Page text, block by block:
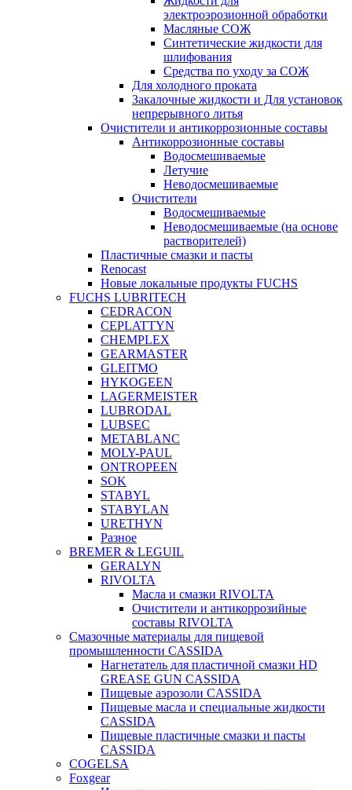
электроэрозионной обработки
Масляные СОЖ
Синтетические жидкости для
шлифования
Средства по уходу за СОЖ
Для холодного проката
Закалочные жидкости и Для установок
непрерывного литья
Очистители и антикоррозионные составы
Антикоррозионные составы
Водосмешиваемые
Летучие
Неводосмешиваемые
Очистители
Водосмешиваемые
Неводосмешиваемые (на основе
растворителей)
Пластичные смазки и пасты
Renocast
Новые локальные продукты FUCHS
FUCHS LUBRITECH
CEDRACON
CEPLATTYN
CHEMPLEX
GEARMASTER
GLEITMO
HYKOGEEN
LAGERMEISTER
LUBRODAL
LUBSEC
METABLANC
MOLY-PAUL
ONTROPEEN
SOK
STABYL
STABYLAN
URETHYN
Разное
BREMER & LEGUIL
GERALYN
RIVOLTA
Масла и смазки RIVOLTA
Очистители и антикоррозийные
составы RIVOLTA
Смазочные материалы для пищевой
промышленности CASSIDA
Нагнетатель для пластичной смазки HD
GREASE GUN CASSIDA
Пищевые аэрозоли CASSIDA
Пищевые масла и специальные жидкости
CASSIDA
Пищевые пластичные смазки и пасты
CASSIDA
COGELSA
Foxgear